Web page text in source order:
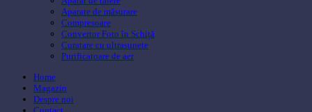
Aparate de măsurare
Compresoare
Convertor Foto în Schiță
Curatare cu ultrasunete
Purificatoare de aer
Home
Magazin
Despre noi